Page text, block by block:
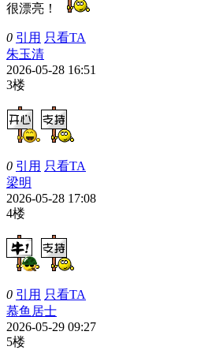
很漂亮！
0 引用 只看TA
朱玉清
2026-05-28 16:51
3楼
0 引用 只看TA
梁明
2026-05-28 17:08
4楼
0 引用 只看TA
慕鱼居士
2026-05-29 09:27
5楼